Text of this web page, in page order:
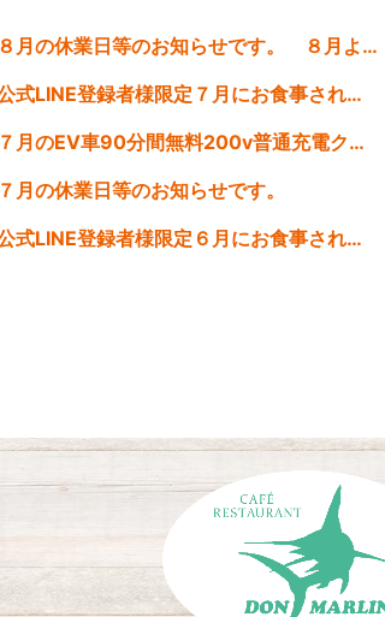
k
８月の休業日等のお知らせです。 ８月より定休日は金曜日のみにします。
公式LINE登録者様限定７月にお食事された方にサービスクーポン発行
７月のEV車90分間無料200v普通充電クーポン券！！
７月の休業日等のお知らせです。
公式LINE登録者様限定６月にお食事された方にサービスクーポン発行